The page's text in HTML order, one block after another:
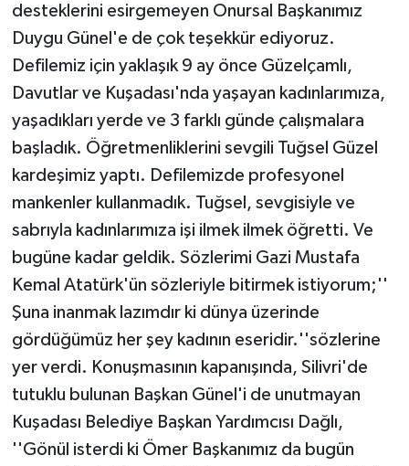
desteklerini esirgemeyen Onursal Başkanımız
Duygu Günel'e de çok teşekkür ediyoruz.
Defilemiz için yaklaşık 9 ay önce Güzelçamlı,
Davutlar ve Kuşadası'nda yaşayan kadınlarımıza,
yaşadıkları yerde ve 3 farklı günde çalışmalara
başladık. Öğretmenliklerini sevgili Tuğsel Güzel
kardeşimiz yaptı. Defilemizde profesyonel
mankenler kullanmadık. Tuğsel, sevgisiyle ve
sabrıyla kadınlarımıza işi ilmek ilmek öğretti. Ve
bugüne kadar geldik. Sözlerimi Gazi Mustafa
Kemal Atatürk'ün sözleriyle bitirmek istiyorum;''
Şuna inanmak lazımdır ki dünya üzerinde
gördüğümüz her şey kadının eseridir.''sözlerine
yer verdi. Konuşmasının kapanışında, Silivri'de
tutuklu bulunan Başkan Günel'i de unutmayan
Kuşadası Belediye Başkan Yardımcısı Dağlı,
''Gönül isterdi ki Ömer Başkanımız da bugün